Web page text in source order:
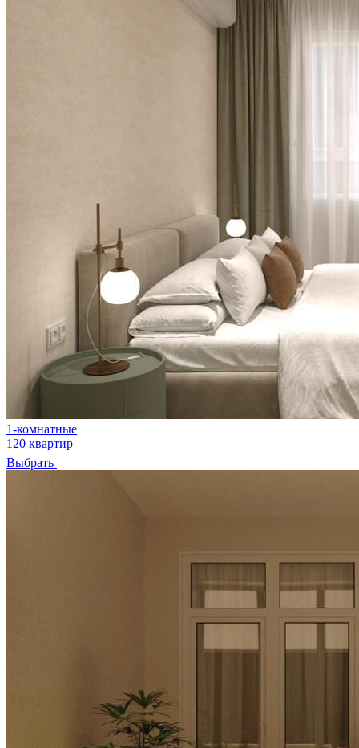
1-комнатные
120 квартир
Выбрать